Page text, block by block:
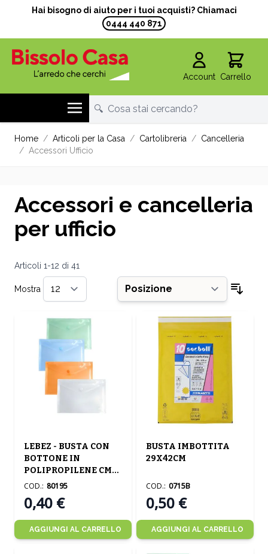
Hai bisogno di aiuto per i tuoi acquisti? Chiamaci
0444 440 871
Account Carrello
Home / Articoli per la Casa / Cartolibreria / Cancelleria
/ Accessori Ufficio
Accessori e cancelleria
per ufficio
Articoli 1-12 di 41
Mostra
per pagina
LEBEZ - BUSTA CON
BOTTONE IN
POLIPROPILENE CM
18.5X13.5 ASSORTITA
0,40 €
COD.: 80195
AGGIUNGI AL CARRELLO
BUSTA IMBOTTITA
29X42CM
0,50 €
COD.: 0715B
AGGIUNGI AL CARRELLO